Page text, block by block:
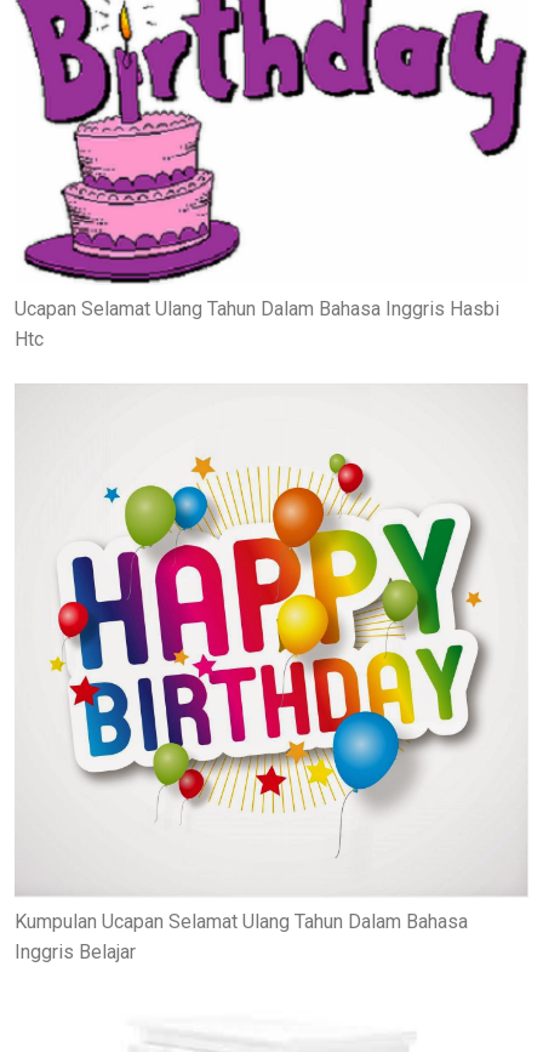
Ucapan Selamat Ulang Tahun Dalam Bahasa Inggris Hasbi
Htc
Kumpulan Ucapan Selamat Ulang Tahun Dalam Bahasa
Inggris Belajar